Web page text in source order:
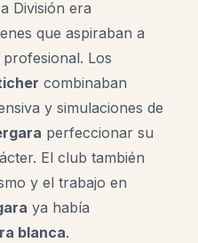
División era
que aspiraban a
Los
combinaban
y simulaciones de
perfeccionar su
El club también
y el trabajo en
ya había
blanca.